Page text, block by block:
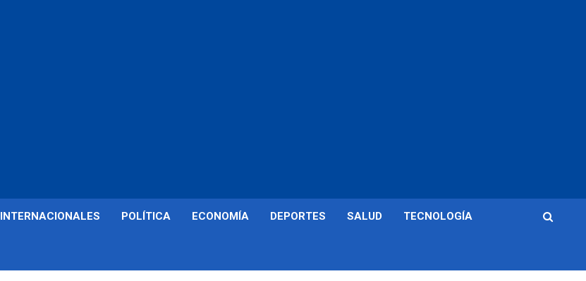
INTERNACIONALES POLÍTICA ECONOMÍA DEPORTES SALUD TECNOLOGÍA